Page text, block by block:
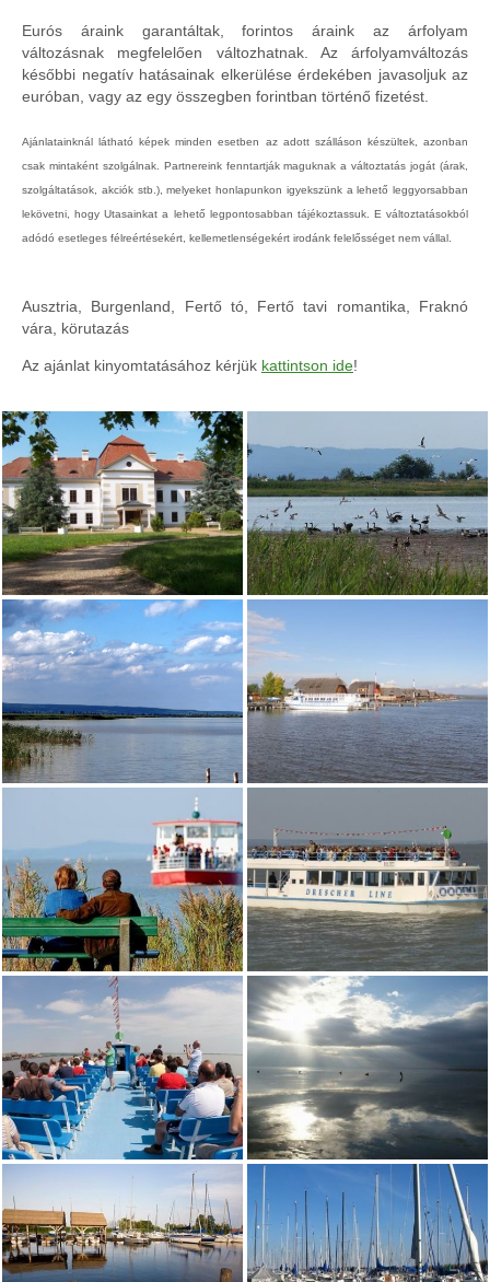
Eurós áraink garantáltak, forintos áraink az árfolyam
változásnak megfelelően változhatnak. Az árfolyamváltozás
későbbi negatív hatásainak elkerülése érdekében javasoljuk az
euróban, vagy az egy összegben forintban történő fizetést.
Ajánlatainknál látható képek minden esetben az adott szálláson készültek, azonban
csak mintaként szolgálnak. Partnereink fenntartják maguknak a változtatás jogát (árak,
szolgáltatások, akciók stb.), melyeket honlapunkon igyekszünk a lehető leggyorsabban
lekövetni, hogy Utasainkat a lehető legpontosabban tájékoztassuk. E változtatásokból
adódó esetleges félreértésekért, kellemetlenségekért irodánk felelősséget nem vállal.
Ausztria, Burgenland, Fertő tó, Fertő tavi romantika, Fraknó
vára, körutazás
Az ajánlat kinyomtatásához kérjük kattintson ide!